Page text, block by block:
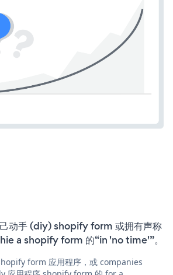
动手 (diy) shopify form 或拥有声称
a shopify form 的“in 'no time'”。
form 应用程序，或 companies